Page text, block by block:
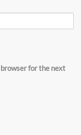
browser for the next